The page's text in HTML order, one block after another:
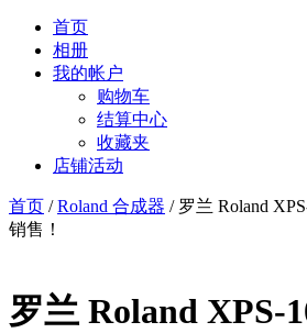
首页
相册
我的帐户
购物车
结算中心
收藏夹
店铺活动
首页 /Roland 合成器 / 罗兰 Roland
销售！
罗兰 Roland XPS-